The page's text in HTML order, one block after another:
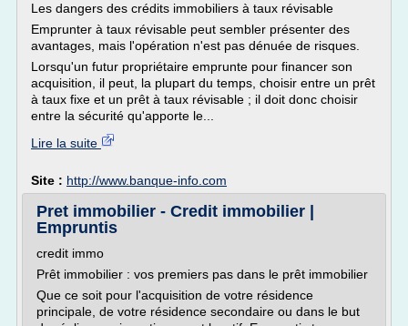
Les dangers des crédits immobiliers à taux révisable
Emprunter à taux révisable peut sembler présenter des
avantages, mais l'opération n'est pas dénuée de risques.
Lorsqu'un futur propriétaire emprunte pour financer son
acquisition, il peut, la plupart du temps, choisir entre un prêt
à taux fixe et un prêt à taux révisable ; il doit donc choisir
entre la sécurité qu'apporte le...
Lire la suite
Site : http://www.banque-info.com
Pret immobilier - Credit immobilier |
Empruntis
credit immo
Prêt immobilier : vos premiers pas dans le prêt immobilier
Que ce soit pour l'acquisition de votre résidence
principale, de votre résidence secondaire ou dans le but